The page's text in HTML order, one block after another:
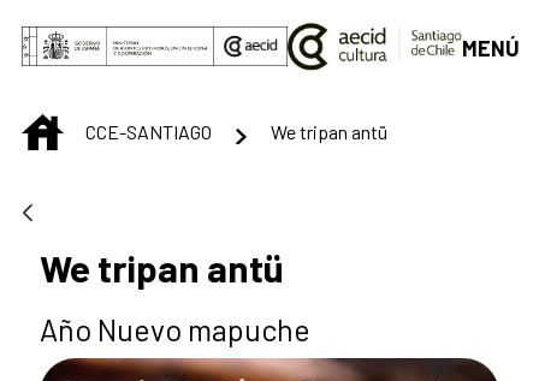
Saltar al contenido principal
MENÚ
INICIOCCE-SANTIAGO We tripan antü
We tripan antü
Año Nuevo mapuche